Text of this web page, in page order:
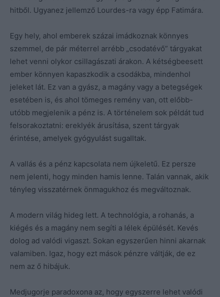
hitből. Ugyanez jellemző Lourdes-ra vagy épp Fatimára.
Egy hely, ahol emberek százai imádkoznak könnyes
szemmel, de pár méterrel arrébb „csodatévő” tárgyakat
lehet venni olykor csillagászati árakon. A kétségbeesett
ember könnyen kapaszkodik a csodákba, mindenhol
jeleket lát. Ez van a gyász, a magány vagy a betegségek
esetében is, és ahol tömeges remény van, ott előbb-
utóbb megjelenik a pénz is. A történelem sok példát tud
felsorakoztatni: ereklyék árusítása, szent tárgyak
érintése, amelyek gyógyulást sugalltak.
A vallás és a pénz kapcsolata nem újkeletű. Ez persze
nem jelenti, hogy minden hamis lenne. Talán vannak, akik
tényleg visszatérnek önmagukhoz és megváltoznak.
A modern világ hideg lett. A technológia, a rohanás, a
kiégés és a magány nem segíti a lélek épülését. Kevés
dolog ad valódi vigaszt. Sokan egyszerűen hinni akarnak
valamiben. Igaz, hogy ezt mások pénzre váltják, de ez
nem az ő hibájuk.
Medjugorje paradoxona az, hogy egyszerre lehet valódi